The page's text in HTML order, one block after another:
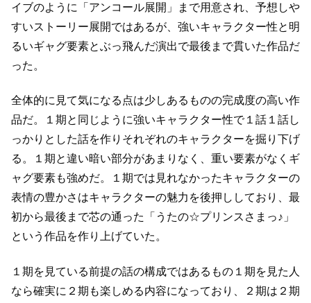
イブのように「アンコール展開」まで用意され、 予想しや
すいストーリー展開ではあるが、強いキャラクター性と明
るいギャグ要素とぶっ飛んだ演出で最後まで貫いた作品だ
った。
全体的に見て気になる点は少しあるものの完成度の高い作
品だ。
１期と同じように強いキャラクター性で１話１話し
っかりとした話を作り それぞれのキャラクターを掘り下げ
る。
１期と違い暗い部分があまりなく、重い要素がなくギ
ャグ要素も強めだ。
１期では見れなかったキャラクターの
表情の豊かさはキャラクターの魅力を後押ししており、 最
初から最後まで芯の通った「うたの☆プリンスさまっ♪」
という作品を作り上げていた。
１期を見ている前提の話の構成ではあるもの１期を見た人
なら確実に２期も楽しめる内容になっており、
２期は２期